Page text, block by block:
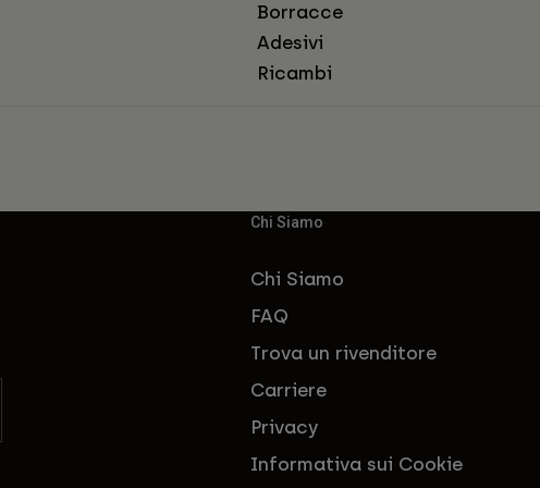
Borracce
Adesivi
Ricambi
Chi Siamo
Chi Siamo
FAQ
Trova un rivenditore
Carriere
Privacy
Informativa sui Cookie